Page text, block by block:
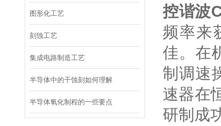
图形化工艺
刻蚀工艺
集成电路制造工艺
半导体中的干蚀刻如何理解
半导体氧化制程的一些要点
控谐波
频率来
佳。在
制调速
速器在
研制成